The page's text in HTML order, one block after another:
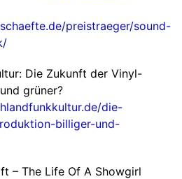
preistraeger/sound-
Die Zukunft der Vinyl-
grüner?
die-
billiger-und-
– The Life Of A Showgirl